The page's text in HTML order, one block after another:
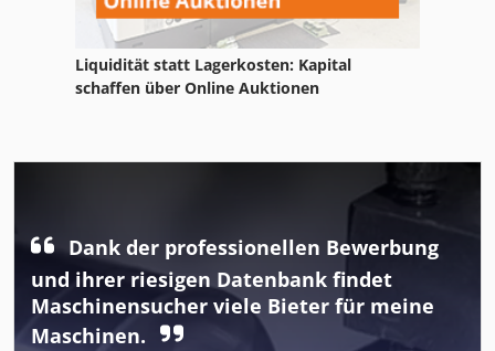
Liquidität statt Lagerkosten: Kapital
schaffen über Online Auktionen
Dank der professionellen Bewerbung
und ihrer riesigen Datenbank findet
Maschinensucher viele Bieter für meine
Maschinen.